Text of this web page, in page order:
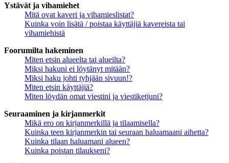
Ystävät ja vihamiehet
Mitä ovat kaveri ja vihamieslistat?
Kuinka voin lisätä / poistaa käyttäjiä kavereista tai
vihamiehistä
Foorumilta hakeminen
Miten etsin alueelta tai alueilta?
Miksi hakuni ei löytänyt mitään?
Miksi haku johti tyhjään sivuun!?
Miten etsin käyttäjiä?
Miten löydän omat viestini ja viestiketjuni?
Seuraaminen ja kirjanmerkit
Mikä ero on kirjanmerkillä ja tilaamisella?
Kuinka teen kirjanmerkin tai seuraan haluamaani aihetta?
Kuinka tilaan haluamani alueen?
Kuinka poistan tilaukseni?